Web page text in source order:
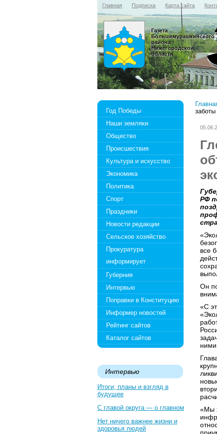
Главная Подписка Карта сайта
Газета
Большемурашкинского
района
Нижегородской
области
Год Победы
Наши земляки
Общество
Происшествия
Культура и искусство
Экономика
Политика
Спорт
Праздники
Новости редакции
Сельское хозяйство
Прокуратура
информирует
Губерния
Интервью
Поправки в Конституцию
Информер новостей
Рейтинг сайтов
Каталог сайтов
Интервью
Итоги, планы и взгляд в
будущее
С главой округа — о главном
Нет ничего важнее жизни и
здоровья людей
заботы
РФ
все
Он
«С
ними
«Мы